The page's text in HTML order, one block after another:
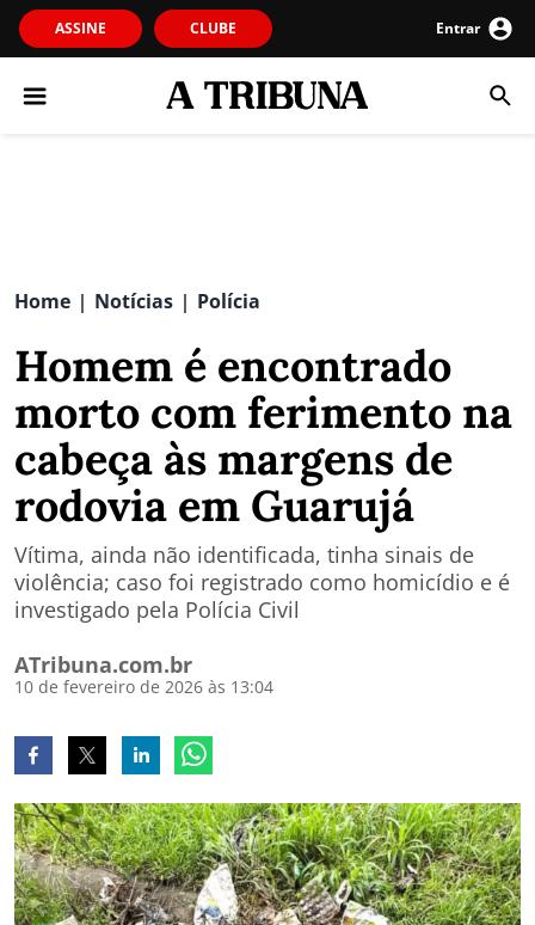
ASSINE CLUBE Entrar
Home | Notícias | Polícia
Homem é encontrado
morto com ferimento na
cabeça às margens de
rodovia em Guarujá
Vítima, ainda não identificada, tinha sinais de
violência; caso foi registrado como homicídio e é
investigado pela Polícia Civil
ATribuna.com.br
10 de fevereiro de 2026 às 13:04